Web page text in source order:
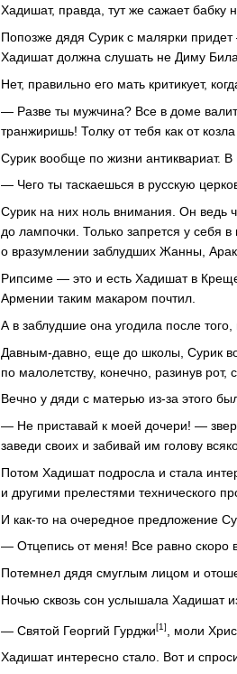
Хадишат, правда, тут же сажает бабку
Попозже дядя Сурик с малярки
Хадишат должна слушать не Диму
Нет, правильно его мать критикует,
— Разве ты мужчина? Все в доме
транжиришь! Толку от тебя как от
Сурик вообще по жизни антиквариат.
— Чего ты таскаешься в русскую
Сурик на них ноль внимания. Он ведь
до лампочки. Только запрется у себя
о вразумлении заблудших Жанны,
Рипсиме — это и есть Хадишат в
Армении таким макаром почтил.
А в заблудшие она угодила после того,
Давным-давно, еще до школы, Сурик
по малолетству, конечно, разинув
Вечно у дяди с матерью из-за этого
— Не приставай к моей дочери! —
заведи своих и забивай им голову
Потом Хадишат подросла и стала
и другими прелестями технического
И как-то на очередное предложение
— Отцепись от меня! Все равно скоро
Потемнел дядя смуглым лицом и
Ночью сквозь сон услышала Хадишат
— Святой Георгий Гурджи[1]
, моли
Хадишат интересно стало. Вот и